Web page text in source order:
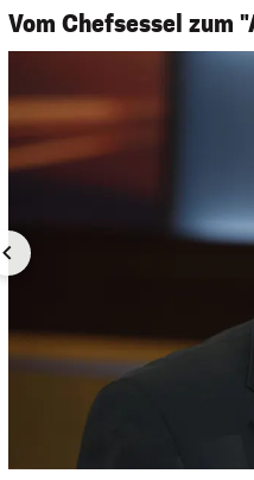
Vom Chefsessel zum
1/5